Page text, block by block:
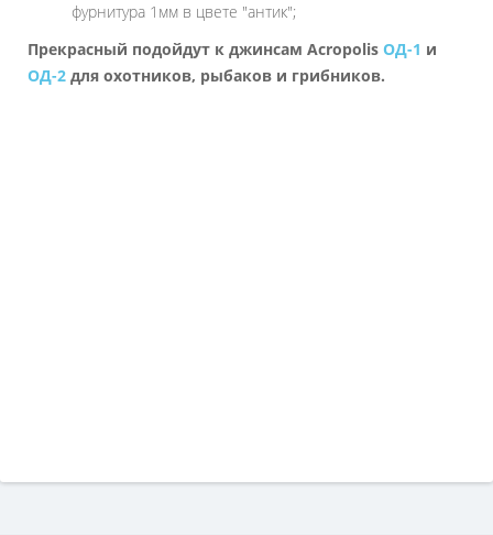
фурнитура 1мм в цвете "антик";
Прекрасный подойдут к джинсам Acropolis ОД-1 и
ОД-2 для охотников, рыбаков и грибников.